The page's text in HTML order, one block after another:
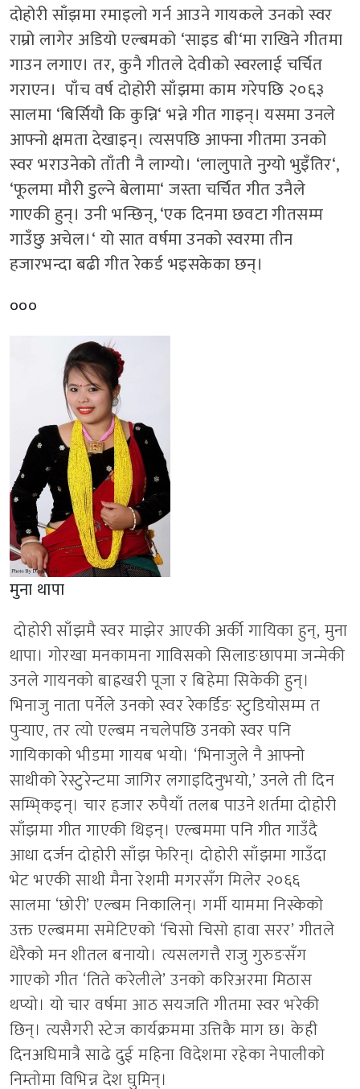
दोहोरी साँझमा रमाइलो गर्न आउने गायकले उनको स्वर
राम्रो लागेर अडियो एल्बमको ‘साइड बी‘मा राखिने गीतमा
गाउन लगाए। तर,कुनै गीतले देवीको स्वरलाई चर्चित
गराएन। पाँच वर्ष दोहोरी साँझमा काम गरेपछि २०६३
सालमा ‘बिर्सियौ कि कुन्नि‘भन्ने गीत गाइन्। यसमा उनले
आफ्नो क्षमता देखाइन्। त्यसपछि आफ्ना गीतमा उनको
स्वर भराउनेको ताँती नै लाग्यो। ‘लालुपाते नुग्यो भुइँतिर‘,
‘फूलमा मौरी डुल्ने बेलामा‘जस्ता चर्चित गीत उनैले
गाएकी हुन्। उनी भन्छिन्, ‘एक दिनमा छवटा गीतसम्म
गाउँछु अचेल।‘ यो सात वर्षमा उनको स्वरमा तीन
हजारभन्दा बढी गीत रेकर्ड भइसकेका छन्।
०००
मुना थापा
दोहोरी साँझमै स्वर माझेर आएकी अर्की गायिका हुन्, मुना
थापा। गोरखा मनकामना गाविसको सिलाङछापमा जन्मेकी
उनले गायनको बाह्रखरी पूजा र बिहेमा सिकेकी हुन्।
भिनाजु नाता पर्नेले उनको स्वर रेकर्डिङ स्टुडियोसम्म त
पुर्‍याए, तर त्यो एल्बम नचलेपछि उनको स्वर पनि
गायिकाको भीडमा गायब भयो। ‘भिनाजुले नै आफ्नो
साथीको रेस्टुरेन्टमा जागिर लगाइदिनुभयो,’ उनले ती दिन
सम्भि्कइन्। चार हजार रुपैयाँ तलब पाउने शर्तमा दोहोरी
साँझमा गीत गाएकी थिइन्। एल्बममा पनि गीत गाउँदै
आधा दर्जन दोहोरी साँझ फेरिन्। दोहोरी साँझमा गाउँदा
भेट भएकी साथी मैना रेशमी मगरसँग मिलेर २०६६
सालमा ‘छोरी’ एल्बम निकालिन्। गर्मी याममा निस्केको
उक्त एल्बममा समेटिएको ‘चिसो चिसो हावा सरर’ गीतले
धेरैको मन शीतल बनायो। त्यसलगत्तै राजु गुरुङसँग
गाएको गीत ‘तिते करेलीले’ उनको करिअरमा मिठास
थप्यो। यो चार वर्षमा आठ सयजति गीतमा स्वर भरेकी
छिन्। त्यसैगरी स्टेज कार्यक्रममा उत्तिकै माग छ। केही
दिनअघिमात्रै साढे दुई महिना विदेशमा रहेका नेपालीको
निम्तोमा विभिन्न देश घुमिन्।